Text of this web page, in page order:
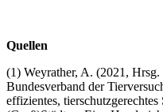
Quellen
(1) Weyrather, A. (2021,
Bundesverband der
effizientes,